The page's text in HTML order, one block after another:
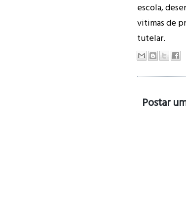
escola,
vitimas de
tutelar.
Postar